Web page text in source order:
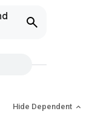
Hide Dependent